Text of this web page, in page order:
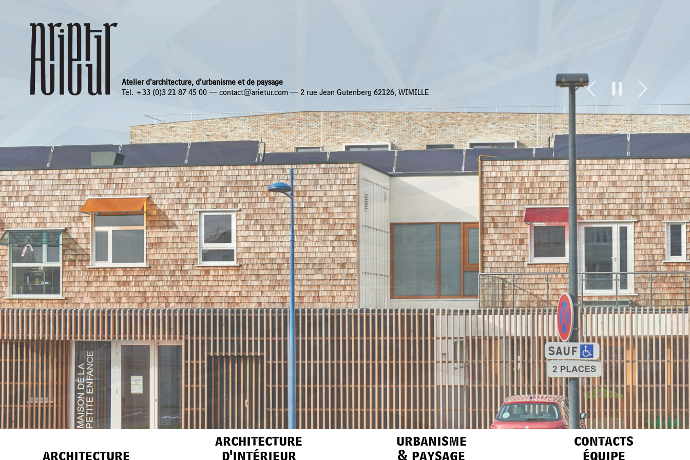
Atelier d’architecture, d’urbanisme et de paysage
Tél. +33 (0)3 21 87 45 00 — contact@arietur.com — 2 rue Jean Gutenberg 62126, WIMILLE
architecture
urbanisme
contacts